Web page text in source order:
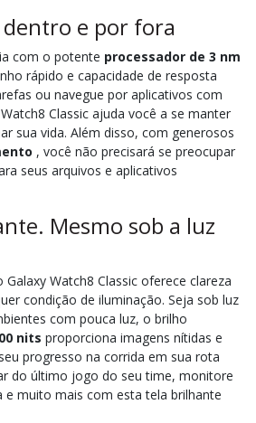
e por fora
com o potente processador de 3 nm
rápido e capacidade de resposta
ou navegue por aplicativos com
Classic ajuda você a se manter
sua vida. Além disso, com generosos
, você não precisará se preocupar
seus arquivos e aplicativos
Mesmo sob a luz
Watch8 Classic oferece clareza
condição de iluminação. Seja sob luz
com pouca luz, o brilho
nits proporciona imagens nítidas e
progresso na corrida em sua rota
do último jogo do seu time, monitore
e muito mais com esta tela brilhante